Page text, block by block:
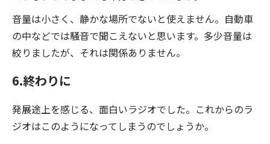
音量は小さく、静かな場所でないと使えません。自動車
の中などでは騒音で聞こえないと思います。多少音量は
絞りましたが、それは関係ありません。
6.終わりに
発展途上を感じる、面白いラジオでした。これからのラ
ジオはこのようになってしまうのでしょうか。